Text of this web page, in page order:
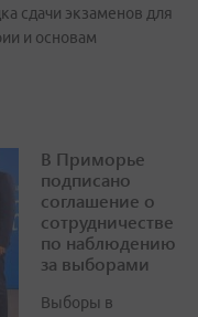
сдачи экзаменов для
и основам
В Приморье
подписано
соглашение о
сотрудничестве
по наблюдению
за выборами
Выборы в